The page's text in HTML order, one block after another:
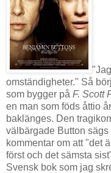
omständigheter." Så
som bygger på F. Scott
en man som föds åttio
baklänges. Den
välbärgade Button
kommentar om att "det
först och det sämsta
Svensk bok som jag